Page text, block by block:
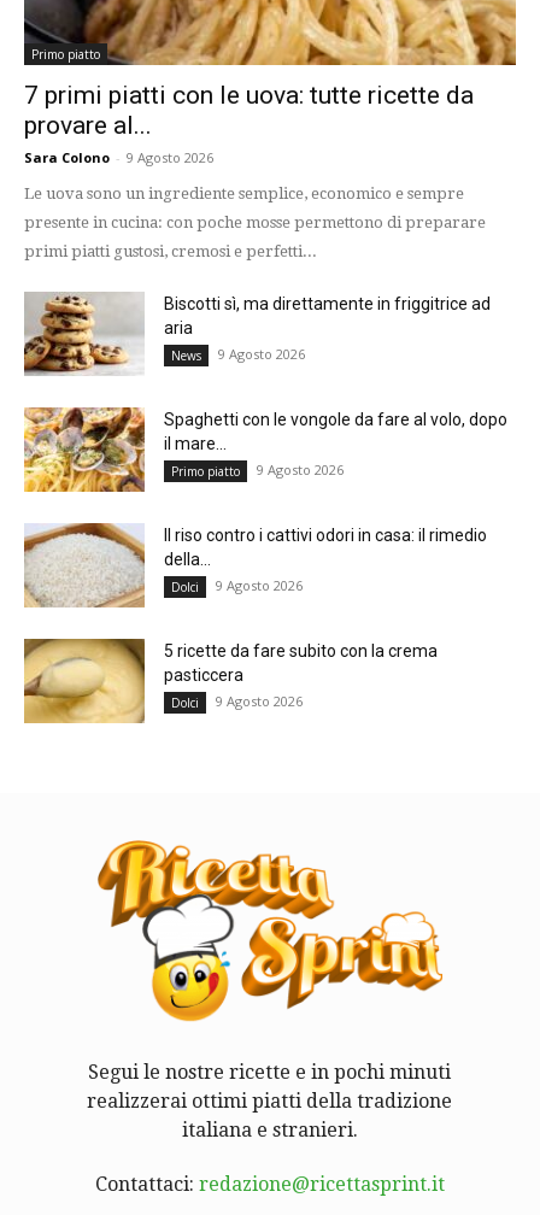
Primo piatto
7 primi piatti con le uova: tutte ricette da
provare al...
Sara Colono - 9 Agosto 2026
Le uova sono un ingrediente semplice, economico e sempre
presente in cucina: con poche mosse permettono di preparare
primi piatti gustosi, cremosi e perfetti...
Biscotti sì, ma direttamente in friggitrice ad
aria
News 9 Agosto 2026
Spaghetti con le vongole da fare al volo, dopo
il mare...
Primo piatto 9 Agosto 2026
Il riso contro i cattivi odori in casa: il rimedio
della...
Dolci 9 Agosto 2026
5 ricette da fare subito con la crema
pasticcera
Dolci 9 Agosto 2026
Segui le nostre ricette e in pochi minuti
realizzerai ottimi piatti della tradizione
italiana e stranieri.
Contattaci: redazione@ricettasprint.it